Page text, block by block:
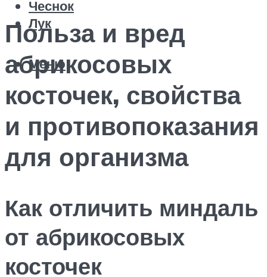
Чеснок
Лук
Меню
Польза и вред
абрикосовых
косточек, свойства
и противопоказания
для организма
Как отличить миндаль
от абрикосовых
косточек